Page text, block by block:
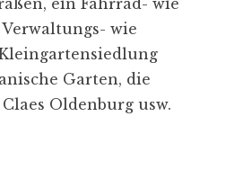
ein Fahrrad- wie
wie
Garten, die
Oldenburg usw.